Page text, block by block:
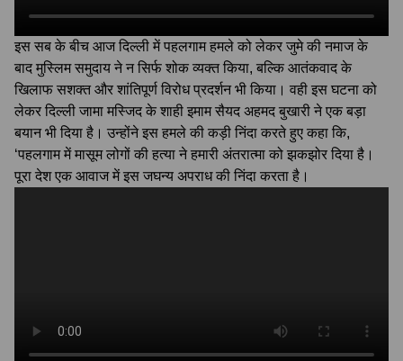
इस सब के बीच आज दिल्ली में पहलगाम हमले को लेकर जुमे की नमाज के
बाद मुस्लिम समुदाय ने न सिर्फ शोक व्यक्त किया, बल्कि आतंकवाद के
खिलाफ सशक्त और शांतिपूर्ण विरोध प्रदर्शन भी किया। वही इस घटना को
लेकर दिल्ली जामा मस्जिद के शाही इमाम सैयद अहमद बुखारी ने एक बड़ा
बयान भी दिया है। उन्होंने इस हमले की कड़ी निंदा करते हुए कहा कि,
‘पहलगाम में मासूम लोगों की हत्या ने हमारी अंतरात्मा को झकझोर दिया है।
पूरा देश एक आवाज में इस जघन्य अपराध की निंदा करता है।